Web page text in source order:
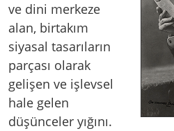
ve dini merkeze
alan, birtakım
siyasal tasarıların
parçası olarak
gelişen ve işlevsel
hale gelen
düşünceler yığını.